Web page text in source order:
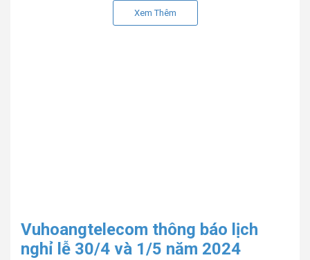
Xem Thêm
Vuhoangtelecom thông báo lịch
nghỉ lễ 30/4 và 1/5 năm 2024